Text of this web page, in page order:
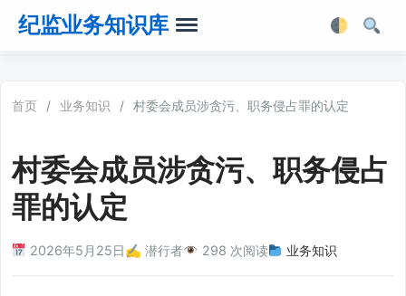
纪监业务知识库
法律法规
首页 / 业务知识 / 村委会成员涉贪污、职务侵占罪的认定
村委会成员涉贪污、职务侵占
罪的认定
2026年5月25日✍️ 潜行者 298 次阅读 业务知识